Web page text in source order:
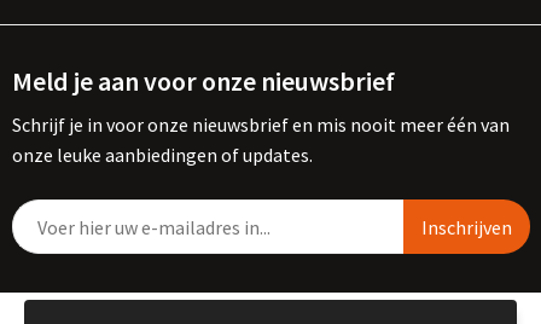
Meld je aan voor onze nieuwsbrief
Schrijf je in voor onze nieuwsbrief en mis nooit meer één van
onze leuke aanbiedingen of updates.